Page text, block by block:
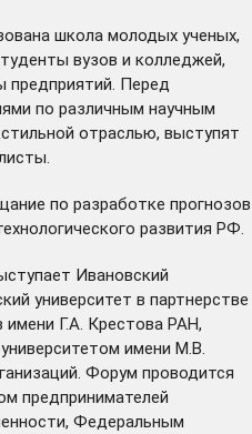
школа молодых ученых,
вузов и колледжей,
предприятий. Перед
по различным научным
отраслью, выступят
по разработке прогнозов
развития РФ.
Ивановский
университет в партнерстве
Г.А. Крестова РАН,
имени М.В.
Форум проводится
предпринимателей
Федеральным